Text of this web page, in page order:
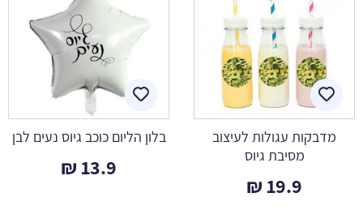
מדבקות עגולות לעיצוב
מסיבת גיוס
19.9
₪
בלון הליום כוכב גיוס נעים לבן
13.9
₪